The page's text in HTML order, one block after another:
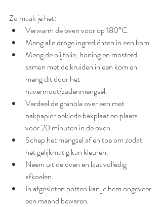
Zo maak je het:
Verwarm de oven voor op 180°C.
Meng alle droge ingrediënten in een kom.
Meng de olijfolie, honing en mosterd
samen met de kruiden in een kom en
meng dit door het
havermout/zadenmengsel.
Verdeel de granola over een met
bakpapier beklede bakplaat en plaats
voor 20 minuten in de oven.
Schep het mengsel af en toe om zodat
het gelijkmatig kan kleuren.
Neem uit de oven en laat volledig
afkoelen.
In afgesloten potten kan je hem ongeveer
een maand bewaren.